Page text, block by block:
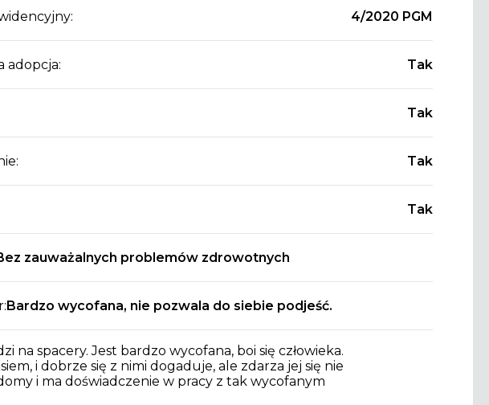
4/2020 PGM
adopcja: Tak
Tak
Tak
Tak
zauważalnych problemów zdrowotnych
Bardzo wycofana, nie pozwala do siebie podjeść.
na spacery. Jest bardzo wycofana, boi się człowieka.
i dobrze się z nimi dogaduje, ale zdarza jej się nie
i ma doświadczenie w pracy z tak wycofanym